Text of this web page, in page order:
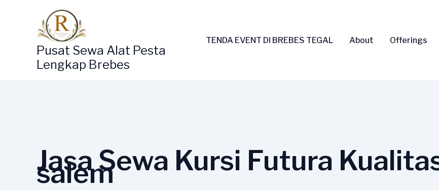
Pusat Sewa Alat Pesta
Lengkap Brebes
TENDA EVENT DI BREBES TEGAL About Offerings
Jasa Sewa Kursi Futura
salem